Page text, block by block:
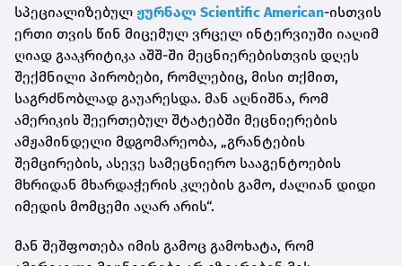
სპეციალიზებულ ჟურნალ Scientific American-ისთვის
ერთი თვის წინ მიცემულ ვრცელ ინტერვიუში იაღიმ
ღიად გააკრიტიკა აშშ-ში მეცნიერებისთვის დღეს
შექმნილი პირობები, რომლებიც, მისი თქმით,
საგრძნობლად გაუარესდა. მან აღნიშნა, რომ
ამერიკის შეერთებულ შტატებში მეცნიერების
ამჟამინდელი მდგომარეობა, „გრანტების
შემცირების, ასევე სამეცნიერო სააგენტოების
მხრიდან მხარდაჭერის კლების გამო, ძალიან დიდი
იმედის მომცემი აღარ არის“.
მან შეშფოთება იმის გამოც გამოხატა, რომ